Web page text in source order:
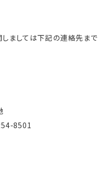
ましては下記の連絡先まで
8501